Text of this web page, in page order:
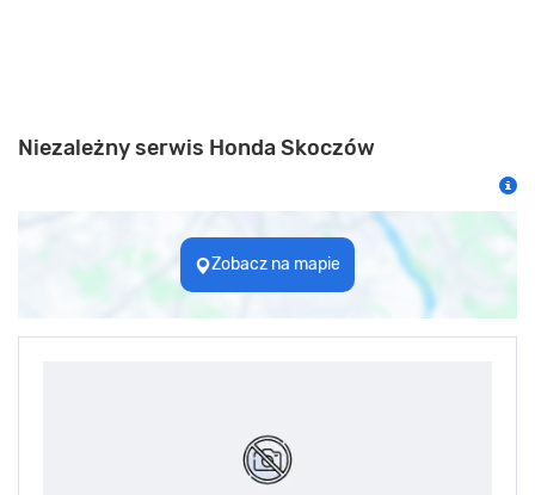
Niezależny serwis Honda Skoczów
Zobacz na mapie